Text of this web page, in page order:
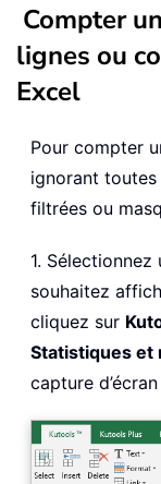
Compter
lignes ou
Excel
Pour compter
ignorant toutes
filtrées ou
1.
souhaitez
cliquez sur
Statistiques et
capture